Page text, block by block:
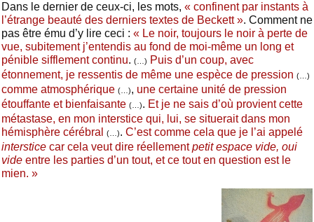
Dans le dernier de ceux-ci, les mots, « confinent par instants à
l’étrange beauté des derniers textes de Beckett ». Comment ne
pas être ému d’y lire ceci : « Le noir, toujours le noir à perte de
vue, subitement j’entendis au fond de moi-même un long et
pénible sifflement continu. (…) Puis d’un coup, avec
étonnement, je ressentis de même une espèce de pression (…)
comme atmosphérique (…), une certaine unité de pression
étouffante et bienfaisante (…). Et je ne sais d’où provient cette
métastase, en mon interstice qui, lui, se situerait dans mon
hémisphère cérébral
(…). C’est comme cela que je l’ai appelé
interstice car cela veut dire réellementpetit espace vide, oui
vide entre les parties d’un tout, et ce tout en question est le
mien. »